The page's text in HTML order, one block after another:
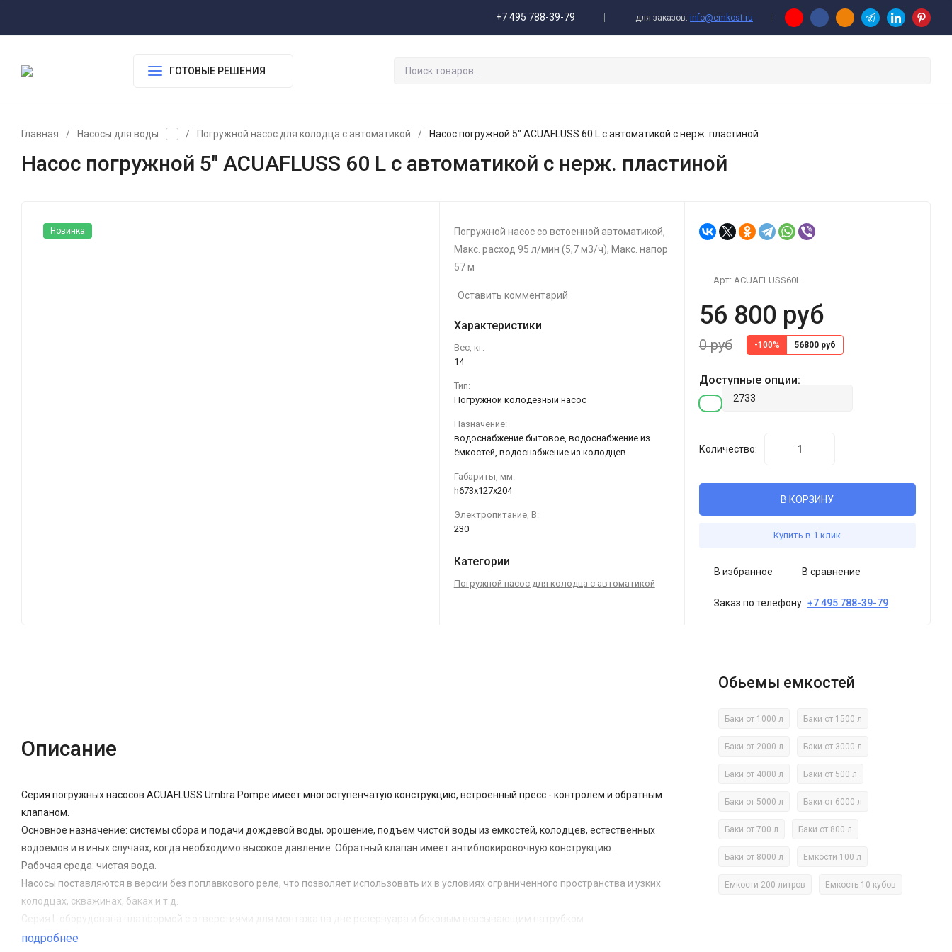
+7 495 788-39-79 для заказов: info@emkost.ru
ГОТОВЫЕ РЕШЕНИЯ
Главная / Насосы для воды / Погружной насос для колодца с автоматикой / Насос погружной 5" ACUAFLUSS 60 L с автоматикой с нерж. пластиной
Насос погружной 5" ACUAFLUSS 60 L с автоматикой с нерж. пластиной
Новинка
Погружной насос со встоенной автоматикой,
Макс. расход 95 л/мин (5,7 м3/ч), Макс. напор
57 м
Оставить комментарий
Характеристики
Вес, кг:
14
Тип:
Погружной колодезный насос
Назначение:
водоснабжение бытовое, водоснабжение из
ёмкостей, водоснабжение из колодцев
Габариты, мм:
h673х127х204
Электропитание, В:
230
Категории
Погружной насос для колодца с автоматикой
Арт: ACUAFLUSS60L
56 800 руб
0 руб -100% 56800 руб
Доступные опции:
Количество:
В КОРЗИНУ
Купить в 1 клик
В избранное В сравнение
Заказ по телефону: +7 495 788-39-79
Описание
Серия погружных насосов ACUAFLUSS Umbra Pompe имеет многоступенчатую конструкцию, встроенный пресс - контролем и обратным
клапаном.
Основное назначение: системы сбора и подачи дождевой воды, орошение, подъем чистой воды из емкостей, колодцев, естественных
водоемов и в иных случаях, когда необходимо высокое давление. Обратный клапан имеет антиблокировочную конструкцию.
Рабочая среда: чистая вода.
Насосы поставляются в версии без поплавкового реле, что позволяет использовать их в условиях ограниченного пространства и узких
колодцах, скважинах, баках и т.д.
Серия L оборудована платформой с отверстиями для монтажа на дне резервуара и боковым всасывающим патрубком
Особенности и преимущества.
подробнее
Обьемы емкостей
Баки от 1000 л Баки от 1500 л
Баки от 2000 л Баки от 3000 л
Баки от 4000 л Баки от 500 л
Баки от 5000 л Баки от 6000 л
Баки от 700 л Баки от 800 л
Баки от 8000 л Емкости 100 л
Емкости 200 литров Емкость 10 кубов